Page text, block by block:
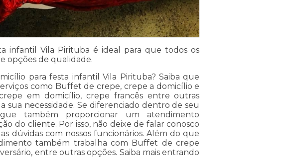
infantil Vila Pirituba é ideal para que todos os
opções de qualidade.
para festa infantil Vila Pirituba? Saiba que
como Buffet de crepe, crepe a domicílio e
em domicílio, crepe francês entre outras
sua necessidade. Se diferenciado dentro de seu
também proporcionar um atendimento
do cliente. Por isso, não deixe de falar conosco
dúvidas com nossos funcionários. Além do que
também trabalha com Buffet de crepe
entre outras opções. Saiba mais entrando